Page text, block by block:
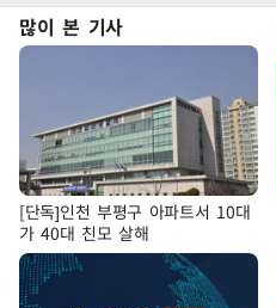
많이 본 기사
[단독]인천 부평구 아파트서 10대
가 40대 친모 살해